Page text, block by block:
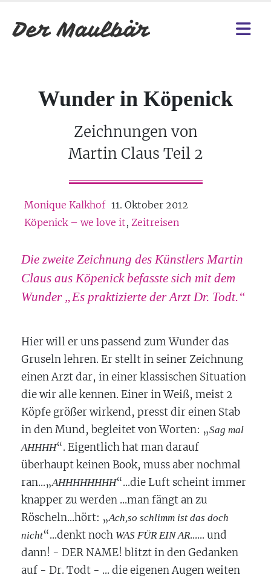
Wunder in Köpenick
Zeichnungen von
Martin Claus Teil 2
Monique Kalkhof 11. Oktober 2012
Köpenick – we love it, Zeitreisen
Die zweite Zeichnung des Künstlers Martin
Claus aus Köpenick befasste sich mit dem
Wunder „Es praktizierte der Arzt Dr. Todt.“
Hier will er uns passend zum Wunder das
Gruseln lehren. Er stellt in seiner Zeichnung
einen Arzt dar, in einer klassischen Situation
die wir alle kennen. Einer in Weiß, meist 2
Köpfe größer wirkend, presst dir einen Stab
in den Mund, begleitet von Worten: „Sag mal
AHHHH“. Eigentlich hat man darauf
überhaupt keinen Book, muss aber nochmal
ran...„AHHHHHHHH“...die Luft scheint immer
knapper zu werden ...man fängt an zu
Röscheln...hört: „Ach,so schlimm ist das doch
nicht“...denkt noch WAS FÜR EIN AR...... und
dann! - DER NAME! blitzt in den Gedanken
auf - Dr. Todt - ... die eigenen Augen weiten